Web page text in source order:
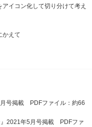
イコン化して切り分けて考え
えて
号掲載 PDFファイル：約66
2021年5月号掲載 PDFファ